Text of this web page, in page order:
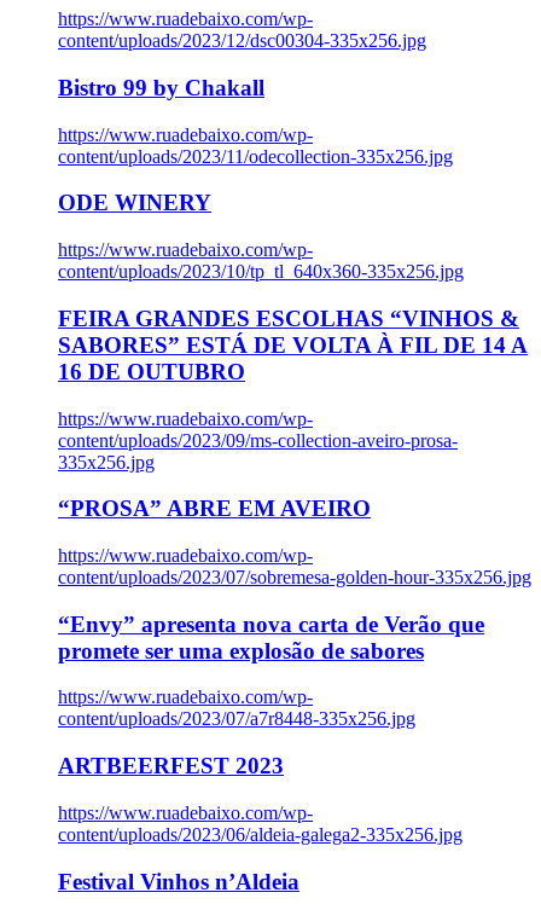
https://www.ruadebaixo.com/wp-
content/uploads/2023/12/dsc00304-335x256.jpg
Bistro 99 by Chakall
https://www.ruadebaixo.com/wp-
content/uploads/2023/11/odecollection-335x256.jpg
ODE WINERY
https://www.ruadebaixo.com/wp-
content/uploads/2023/10/tp_tl_640x360-335x256.jpg
FEIRA GRANDES ESCOLHAS “VINHOS &
SABORES” ESTÁ DE VOLTA À FIL DE 14 A
16 DE OUTUBRO
https://www.ruadebaixo.com/wp-
content/uploads/2023/09/ms-collection-aveiro-prosa-
335x256.jpg
“PROSA” ABRE EM AVEIRO
https://www.ruadebaixo.com/wp-
content/uploads/2023/07/sobremesa-golden-hour-335x256.jpg
“Envy” apresenta nova carta de Verão que
promete ser uma explosão de sabores
https://www.ruadebaixo.com/wp-
content/uploads/2023/07/a7r8448-335x256.jpg
ARTBEERFEST 2023
https://www.ruadebaixo.com/wp-
content/uploads/2023/06/aldeia-galega2-335x256.jpg
Festival Vinhos n’Aldeia